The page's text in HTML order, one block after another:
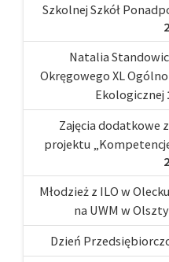
Szkolnej Szkół
Natalia
Okręgowego XL
Ekologicznej
Zajęcia dodatkowe
projektu
Młodzież z ILO w
na UWM w
Dzień